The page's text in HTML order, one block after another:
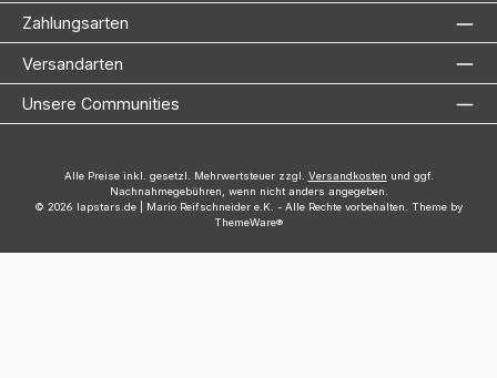
Zahlungsarten
Versandarten
Unsere Communities
Alle Preise inkl. gesetzl. Mehrwertsteuer zzgl. Versandkosten und ggf.
Nachnahmegebühren, wenn nicht anders angegeben.
© 2026 lapstars.de | Mario Reifschneider e.K. - Alle Rechte vorbehalten. Theme by
ThemeWare®